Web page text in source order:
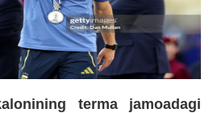
terma jamoadagi